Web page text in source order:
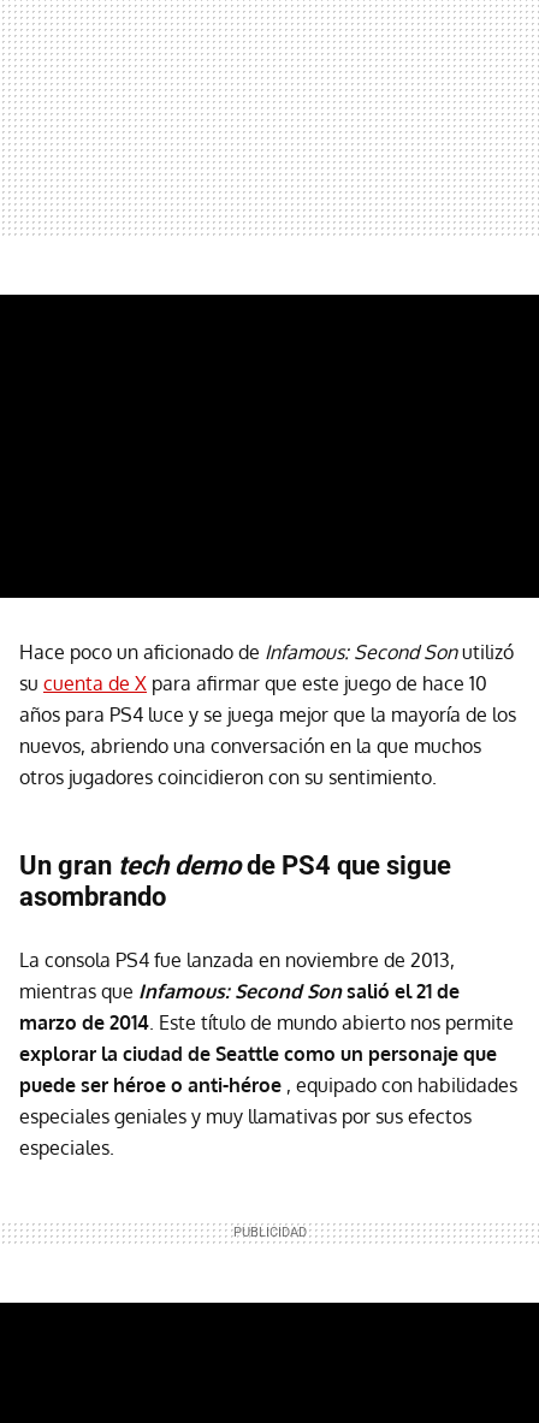
Hace poco un aficionado de Infamous: Second Sonutilizó
su cuenta de X para afirmar que este juego de hace 10
años para PS4 luce y se juega mejor que la mayoría de los
nuevos, abriendo una conversación en la que muchos
otros jugadores coincidieron con su sentimiento.
Un gran tech demode PS4 que sigue
asombrando
La consola PS4 fue lanzada en noviembre de 2013,
mientras que Infamous: Second Sonsalió el 21 de
marzo de 2014. Este título de mundo abierto nos permite
explorar la ciudad de Seattle como un personaje que
puede ser héroe o anti-héroe , equipado con habilidades
especiales geniales y muy llamativas por sus efectos
especiales.